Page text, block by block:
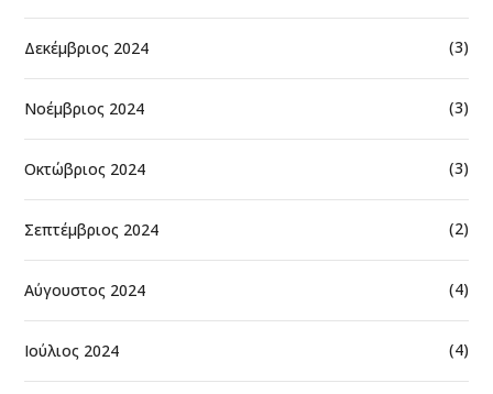
Δεκέμβριος 2024 (3)
Νοέμβριος 2024 (3)
Οκτώβριος 2024 (3)
Σεπτέμβριος 2024 (2)
Αύγουστος 2024 (4)
Ιούλιος 2024 (4)